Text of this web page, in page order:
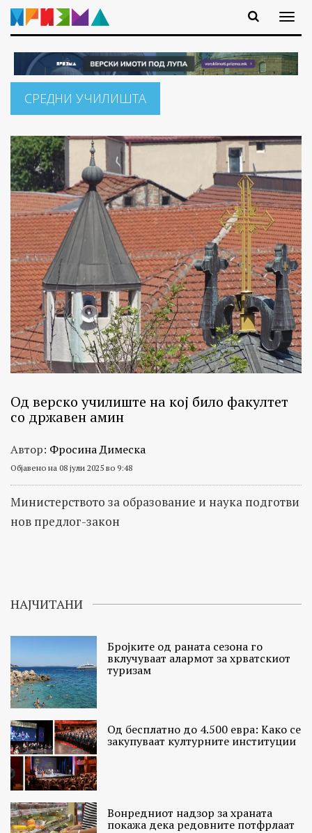
СРЕДНИ УЧИЛИШТА
Од верско училиште на кој било факултет
со државен амин
Автор: Фросина Димеска
Објавено на 08 јули 2025 во 9:48
Министерството за образование и наука подготви
нов предлог-закон
НАЈЧИТАНИ
Бројките од раната сезона го
вклучуваат алармот за хрватскиот
туризам
Од бесплатно до 4.500 евра: Како се
закупуваат културните институции
Вонредниот надзор за храната
покажа дека редовните потфрлаат